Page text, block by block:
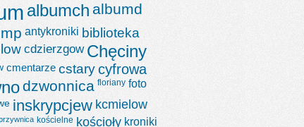
albumch albumd
antykroniki biblioteka
cdzierzgow Chęciny
cmentarze cstary cyfrowa
dzwonnica floriany foto
inskrypcjew kcmielow
kościelne kościoły kroniki